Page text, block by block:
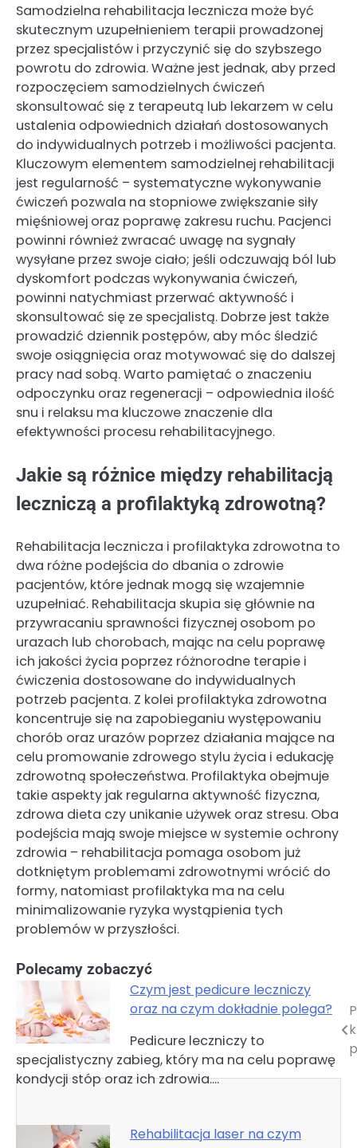
Samodzielna rehabilitacja lecznicza może być
skutecznym uzupełnieniem terapii prowadzonej
przez specjalistów i przyczynić się do szybszego
powrotu do zdrowia. Ważne jest jednak, aby przed
rozpoczęciem samodzielnych ćwiczeń
skonsultować się z terapeutą lub lekarzem w celu
ustalenia odpowiednich działań dostosowanych
do indywidualnych potrzeb i możliwości pacjenta.
Kluczowym elementem samodzielnej rehabilitacji
jest regularność – systematyczne wykonywanie
ćwiczeń pozwala na stopniowe zwiększanie siły
mięśniowej oraz poprawę zakresu ruchu. Pacjenci
powinni również zwracać uwagę na sygnały
wysyłane przez swoje ciało; jeśli odczuwają ból lub
dyskomfort podczas wykonywania ćwiczeń,
powinni natychmiast przerwać aktywność i
skonsultować się ze specjalistą. Dobrze jest także
prowadzić dziennik postępów, aby móc śledzić
swoje osiągnięcia oraz motywować się do dalszej
pracy nad sobą. Warto pamiętać o znaczeniu
odpoczynku oraz regeneracji – odpowiednia ilość
snu i relaksu ma kluczowe znaczenie dla
efektywności procesu rehabilitacyjnego.
Jakie są różnice między rehabilitacją
leczniczą a profilaktyką zdrowotną?
Rehabilitacja lecznicza i profilaktyka zdrowotna to
dwa różne podejścia do dbania o zdrowie
pacjentów, które jednak mogą się wzajemnie
uzupełniać. Rehabilitacja skupia się głównie na
przywracaniu sprawności fizycznej osobom po
urazach lub chorobach, mając na celu poprawę
ich jakości życia poprzez różnorodne terapie i
ćwiczenia dostosowane do indywidualnych
potrzeb pacjenta. Z kolei profilaktyka zdrowotna
koncentruje się na zapobieganiu występowaniu
chorób oraz urazów poprzez działania mające na
celu promowanie zdrowego stylu życia i edukację
zdrowotną społeczeństwa. Profilaktyka obejmuje
takie aspekty jak regularna aktywność fizyczna,
zdrowa dieta czy unikanie używek oraz stresu. Oba
podejścia mają swoje miejsce w systemie ochrony
zdrowia – rehabilitacja pomaga osobom już
dotkniętym problemami zdrowotnymi wrócić do
formy, natomiast profilaktyka ma na celu
minimalizowanie ryzyka wystąpienia tych
problemów w przyszłości.
Polecamy zobaczyć
Czym jest pedicure leczniczy
oraz na czym dokładnie polega?
Pedicure leczniczy to
specjalistyczny zabieg, który ma na celu poprawę
kondycji stóp oraz ich zdrowia.…
Rehabilitacja laser na czym
Nawigacja
wpisu